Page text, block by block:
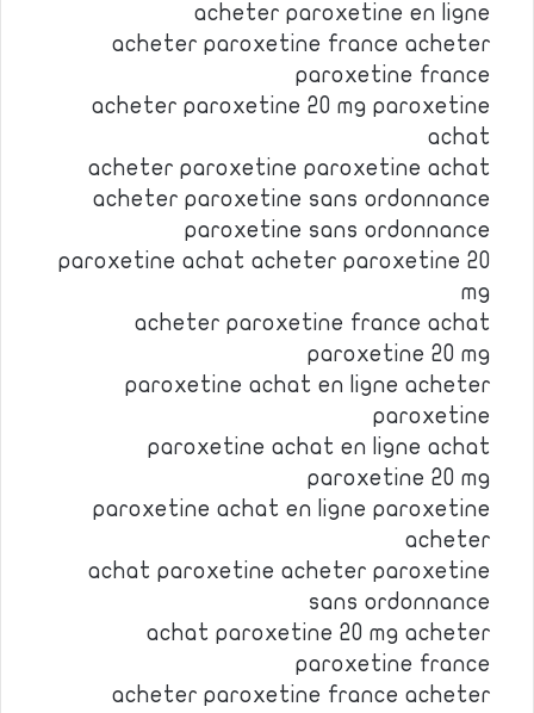
acheter paroxetine en ligne
acheter paroxetine france acheter
paroxetine france
acheter paroxetine 20 mg paroxetine
achat
acheter paroxetine paroxetine achat
acheter paroxetine sans ordonnance
paroxetine sans ordonnance
paroxetine achat acheter paroxetine 20
mg
acheter paroxetine france achat
paroxetine 20 mg
paroxetine achat en ligne acheter
paroxetine
paroxetine achat en ligne achat
paroxetine 20 mg
paroxetine achat en ligne paroxetine
acheter
achat paroxetine acheter paroxetine
sans ordonnance
achat paroxetine 20 mg acheter
paroxetine france
acheter paroxetine france acheter